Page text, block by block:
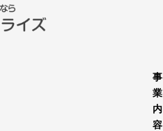
事
業
内
容